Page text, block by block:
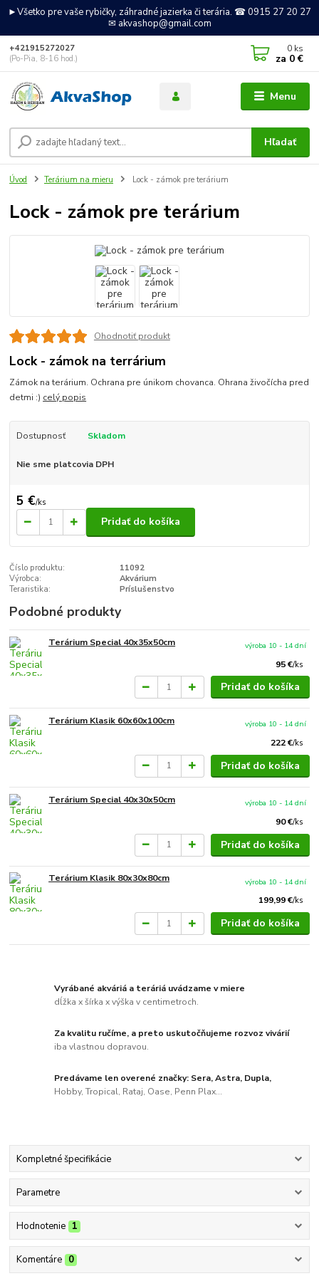
►Všetko pre vaše rybičky, záhradné jazierka či terária. ☎ 0915 27 20 27
✉ akvashop@gmail.com
Menu
Hľadať
+421915272027
(Po-Pia, 8-16 hod.)
0 ks
za 0 €
Úvod Terárium na mieru Lock - zámok pre terárium
Lock - zámok pre terárium
Ohodnotiť produkt
Lock - zámok na terrárium
Zámok na terárium. Ochrana pre únikom chovanca. Ohrana živočícha pred
detmi :) celý popis
Dostupnosť Skladom
Nie sme platcovia DPH
5 €/ks
Pridať do košíka
Číslo produktu:
11092
Výrobca:
Akvárium
Teraristika:
Príslušenstvo
Podobné produkty
Terárium Special 40x35x50cm
95 €/ks
výroba 10 - 14 dní
Pridať do košíka
Terárium Klasik 60x60x100cm
222 €/ks
výroba 10 - 14 dní
Pridať do košíka
Terárium Special 40x30x50cm
90 €/ks
výroba 10 - 14 dní
Pridať do košíka
Terárium Klasik 80x30x80cm
199,99 €/ks
výroba 10 - 14 dní
Pridať do košíka
Vyrábané akváriá a teráriá uvádzame v miere
dĺžka x šírka x výška v centimetroch.
Za kvalitu ručíme, a preto uskutočňujeme rozvoz vivárií
iba vlastnou dopravou.
Predávame len overené značky: Sera, Astra, Dupla,
Hobby, Tropical, Rataj, Oase, Penn Plax...
Kompletné špecifikácie
Parametre
Hodnotenie 1
Komentáre 0